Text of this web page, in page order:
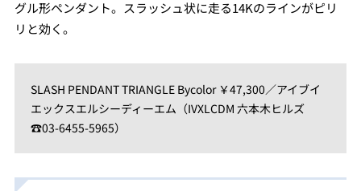
グル形ペンダント。スラッシュ状に走る14Kのラインがピリ
リと効く。
SLASH PENDANT TRIANGLE Bycolor ￥47,300／アイブイ
エックスエルシーディーエム（IVXLCDM 六本木ヒルズ
☎03-6455-5965）